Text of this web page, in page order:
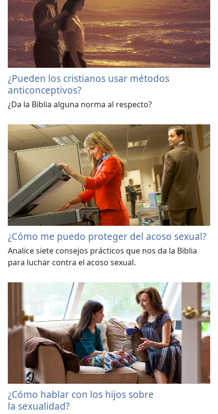
¿Pueden los cristianos usar métodos
anticonceptivos?
¿Da la Biblia alguna norma al respecto?
¿Cómo me puedo proteger del acoso sexual?
Analice siete consejos prácticos que nos da la Biblia
para luchar contra el acoso sexual.
¿Cómo hablar con los hijos sobre
la sexualidad?